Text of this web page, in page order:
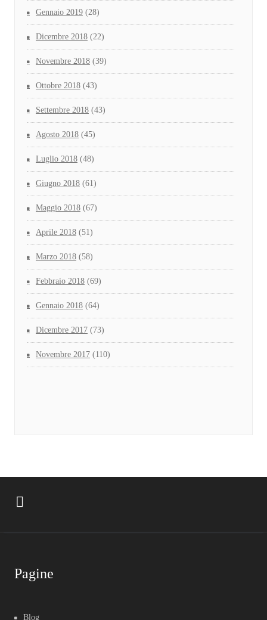
Gennaio 2019 (28)
Dicembre 2018 (22)
Novembre 2018 (39)
Ottobre 2018 (43)
Settembre 2018 (43)
Agosto 2018 (45)
Luglio 2018 (48)
Giugno 2018 (61)
Maggio 2018 (67)
Aprile 2018 (51)
Marzo 2018 (58)
Febbraio 2018 (69)
Gennaio 2018 (64)
Dicembre 2017 (73)
Novembre 2017 (110)
Pagine
Blog